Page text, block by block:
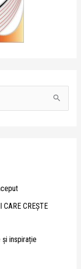
CARE CREȘTE
și inspirație